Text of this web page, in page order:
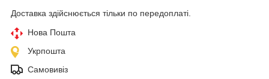
Доставка здійснюється тільки по передоплаті.
Нова Пошта
Укрпошта
Самовивіз